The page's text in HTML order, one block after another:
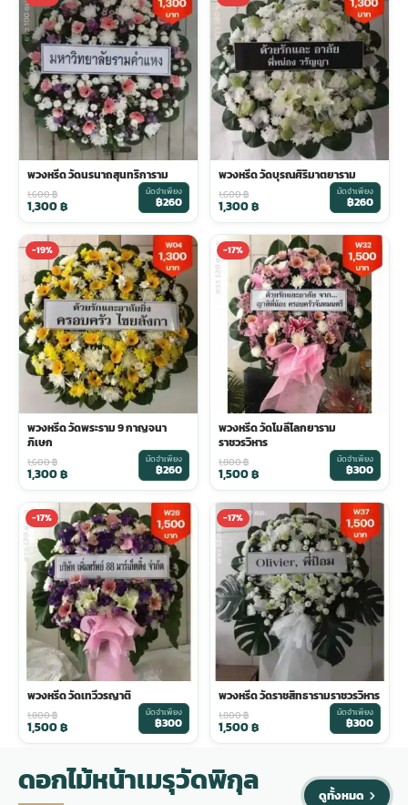
พวงหรีด วัดนรนาถสุนทริการาม
1,600฿
1,300฿
มัดจำเพียง
฿260
พวงหรีด วัดบุรณศิริมาตยาราม
1,600฿
1,300฿
มัดจำเพียง
฿260
-19%
พวงหรีด วัดพระราม 9 กาญจนา
ภิเษก
1,600฿
1,300฿
มัดจำเพียง
฿260
-17%
พวงหรีด วัดโมลีโลกยาราม
ราชวรวิหาร
1,800฿
1,500฿
มัดจำเพียง
฿300
-17%
พวงหรีด วัดเทวีวรญาติ
1,800฿
1,500฿
มัดจำเพียง
฿300
-17%
พวงหรีด วัดราชสิทธารามราชวรวิหาร
1,800฿
1,500฿
มัดจำเพียง
฿300
ดอกไม้หน้าเมรุวัดพิกุล ดูทั้งหมด